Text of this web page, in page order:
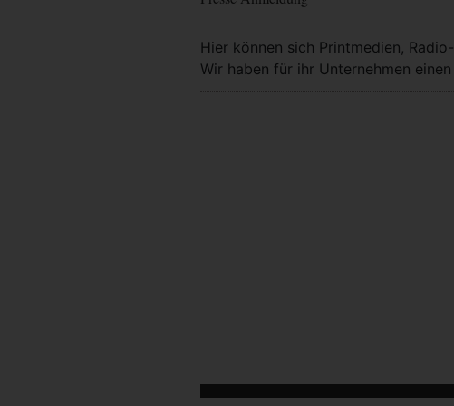
Hier können sich Printmedien,
Wir haben für ihr Unternehmen